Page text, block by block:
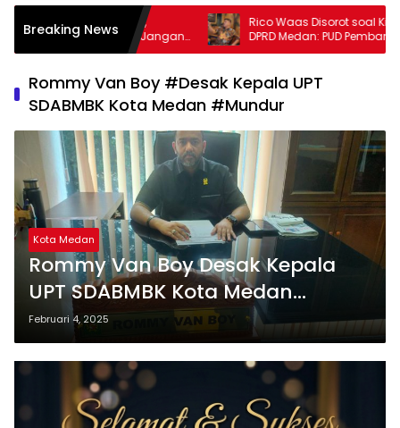
Breaking NewsRico Waas Disorot soal Kinerja BUMD,
DPRD Medan: PUD Pembangunan
Bertahun-tahun Merugi
Rommy Van Boy #Desak Kepala UPT
SDABMBK Kota Medan #Mundur
Kota Medan
Rommy Van Boy Desak Kepala
UPT SDABMBK Kota Medan
Mundur Jika Tak Mampu Berikan
Kinerja Optimal
Februari 4, 2025